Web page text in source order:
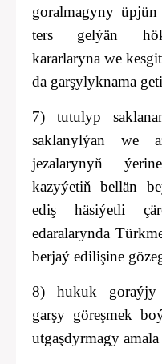
goralmagyny
ters gelýän
kararlaryna we
da garşylyknama
7) tutulyp
saklanylýan we
jezalarynyň
kazyýetiň bellän
ediş häsiýetli
edaralarynda
berjaý edilişine
8) hukuk goraýjy
garşy göreşmek
utgaşdyrmagy amala